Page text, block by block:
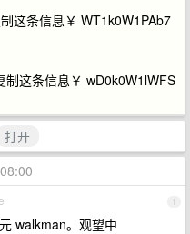
这条信息￥ WT1k0W1PAb7
制这条信息￥ wD0k0W1lWFS
打开
1
walkman。观望中